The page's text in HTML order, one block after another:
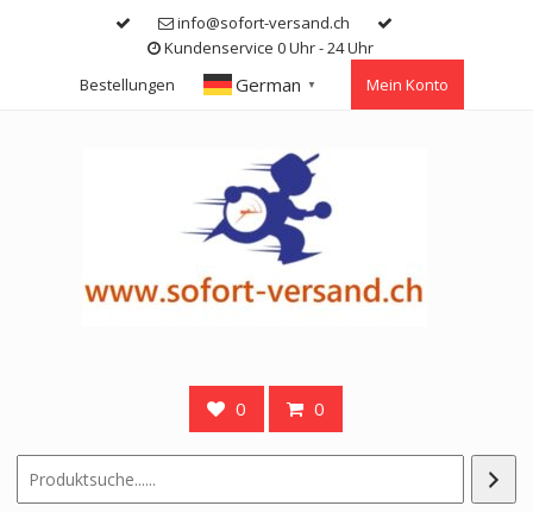
info@sofort-versand.ch
Kundenservice 0 Uhr - 24 Uhr
Bestellungen
German ▼ Mein Konto
0 0